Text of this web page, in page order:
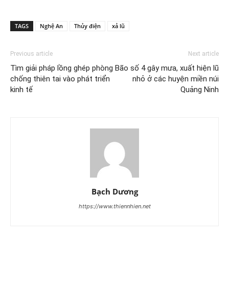
TAGS Nghệ An Thủy điện xả lũ
Previous article
Tìm giải pháp lồng ghép phòng
chống thiên tai vào phát triển
kinh tế
Next article
Bão số 4 gây mưa, xuất hiện lũ
nhỏ ở các huyện miền núi
Quảng Ninh
Bạch Dương
https://www.thiennhien.net